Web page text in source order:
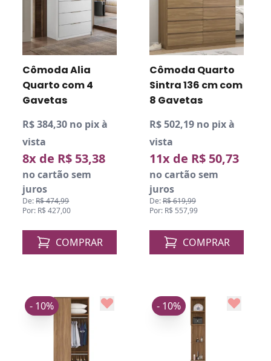
Cômoda Alia
Quarto com 4
Gavetas
R$ 384,30 no pix à
vista
8x de R$ 53,38
no cartão sem
juros
De:R$ 474,99
Por: R$ 427,00
COMPRAR
Cômoda Quarto
Sintra 136 cm com
8 Gavetas
R$ 502,19 no pix à
vista
11x de R$ 50,73
no cartão sem
juros
De:R$ 619,99
Por: R$ 557,99
COMPRAR
- 10% - 10%